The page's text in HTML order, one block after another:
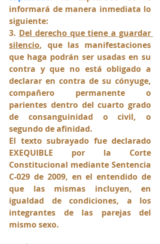
informará de manera inmediata lo
siguiente:
3. Del derecho que tiene a guardar
silencio, que las manifestaciones
que haga podrán ser usadas en su
contra y que no está obligado a
declarar en contra de su cónyuge,
compañero permanente o
parientes dentro del cuarto grado
de consanguinidad o civil, o
segundo de afinidad.
El texto subrayado fue declarado
EXEQUIBLE por la Corte
Constitucional mediante Sentencia
C-029 de 2009, en el entendido de
que las mismas incluyen, en
igualdad de condiciones, a los
integrantes de las parejas del
mismo sexo.